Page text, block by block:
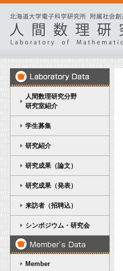
人間数理研究分野
研究室紹介
学生募集
研究紹介
研究成果（論文）
研究成果（発表）
来訪者（招聘込）
シンポジウム・研究会
Member